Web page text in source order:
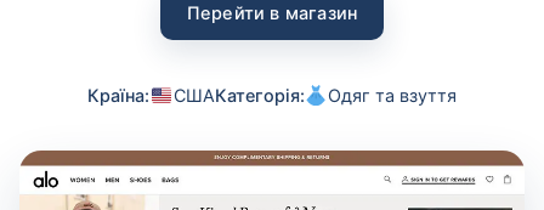
Перейти в магазин
Країна: СШАКатегорія: Одяг та взуття